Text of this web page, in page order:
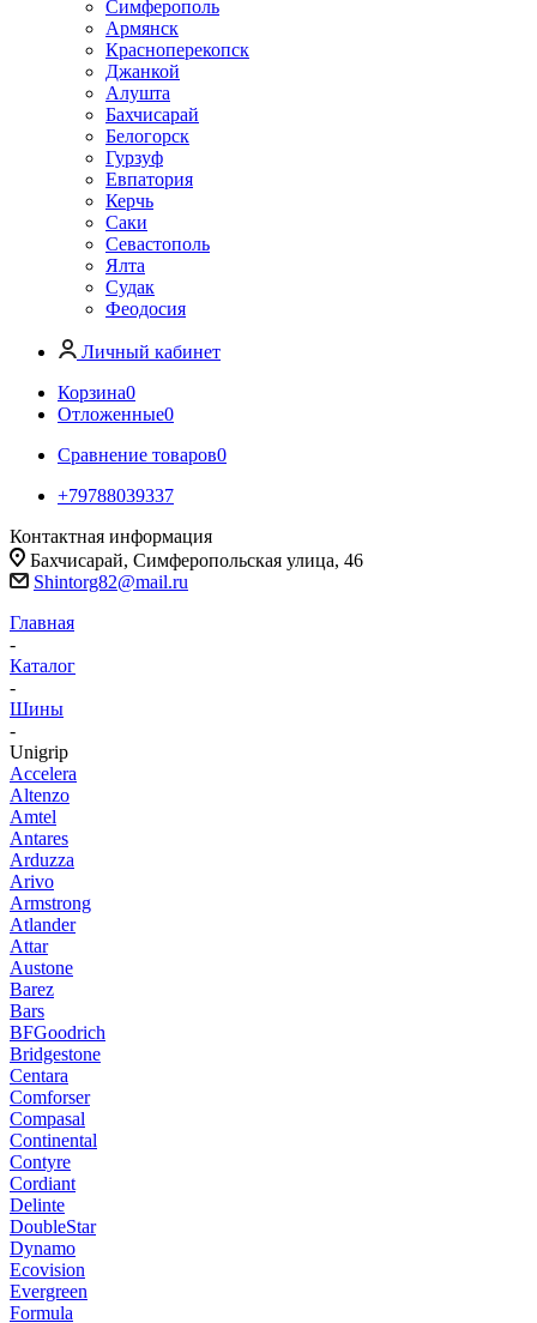
Симферополь
Армянск
Красноперекопск
Джанкой
Алушта
Бахчисарай
Белогорск
Гурзуф
Евпатория
Керчь
Саки
Севастополь
Ялта
Судак
Феодосия
Личный кабинет
Корзина0
Отложенные0
Сравнение товаров0
+79788039337
Контактная информация
Бахчисарай, Симферопольская улица, 46
Shintorg82@mail.ru
Главная
-
Каталог
-
Шины
-
Unigrip
Accelera
Altenzo
Amtel
Antares
Arduzza
Arivo
Armstrong
Atlander
Attar
Austone
Barez
Bars
BFGoodrich
Bridgestone
Centara
Comforser
Compasal
Continental
Contyre
Cordiant
Delinte
DoubleStar
Dynamo
Ecovision
Evergreen
Formula